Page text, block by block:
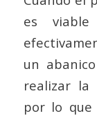
es
un
realizar la
por lo